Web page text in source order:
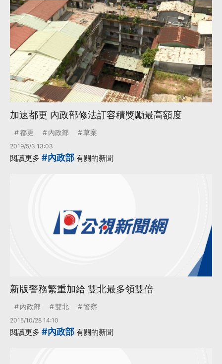
加速都更 內政部修法訂容積獎勵最高額度
都更 內政部 草案
2019/5/3 13:03
閱讀更多 #內政部 有關的新聞
新版警務繁重加給 雙北最多領雙倍
內政部 雙北 警察
2015/10/28 14:10
閱讀更多 #內政部 有關的新聞